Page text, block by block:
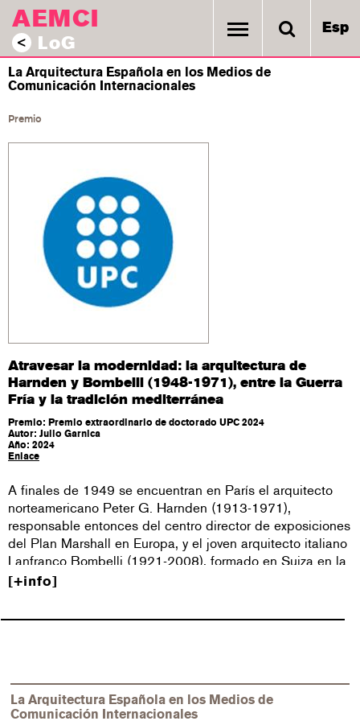
AEMCI
< LoG
Esp
La Arquitectura Española en los Medios de
Comunicación Internacionales
Premio
Atravesar la modernidad: la arquitectura de
Harnden y Bombelli (1948-1971), entre la Guerra
Fría y la tradición mediterránea
Premio: Premio extraordinario de doctorado UPC 2024
Autor: Julio Garnica
Año: 2024
Enlace
A finales de 1949 se encuentran en París el arquitecto
norteamericano Peter G. Harnden (1913-1971),
responsable entonces del centro director de exposiciones
del Plan Marshall en Europa, y el joven arquitecto italiano
Lanfranco Bombelli (1921-2008), formado en Suiza en la
práctica del Arte Concreto. Se inicia entre ambos una
analizar e interpretar -como un unicum- un recorrido
arquitectónico tan inesperado como todavía poco
info
La Arquitectura Española en los Medios de
Comunicación Internacionales